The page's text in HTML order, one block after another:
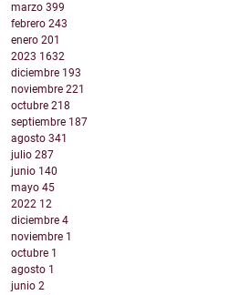
marzo 399
febrero 243
enero 201
2023 1632
diciembre 193
noviembre 221
octubre 218
septiembre 187
agosto 341
julio 287
junio 140
mayo 45
2022 12
diciembre 4
noviembre 1
octubre 1
agosto 1
junio 2